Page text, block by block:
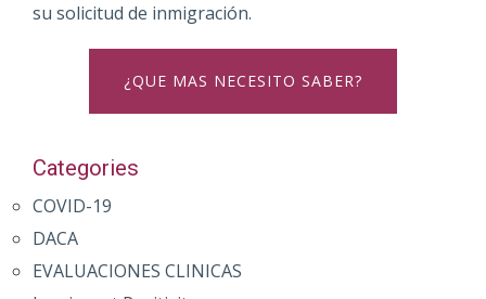
su solicitud de inmigración.
¿QUE MAS NECESITO SABER?
Categories
COVID-19
DACA
EVALUACIONES CLINICAS